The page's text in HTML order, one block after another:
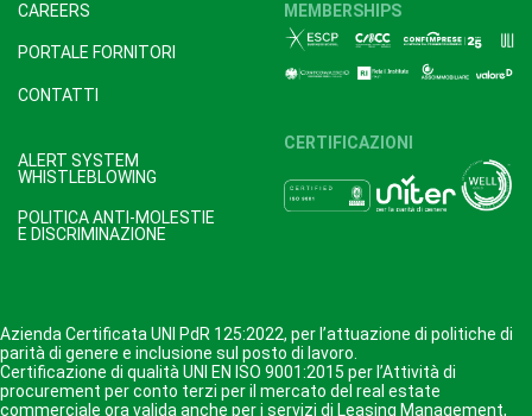
CAREERS
PORTALE FORNITORI
CONTATTI
ALERT SYSTEM
WHISTLEBLOWING
POLITICA ANTI-MOLESTIE
E DISCRIMINAZIONE
MEMBERSHIPS
CERTIFICAZIONI
Azienda Certificata UNI PdR 125:2022, per l’attuazione di politiche di
parità di genere e inclusione sul posto di lavoro.
Certificazione di qualità UNI EN ISO 9001:2015 per l’Attività di
procurement per conto terzi per il mercato del real estate
commerciale ora valida anche per i servizi di Leasing Management,